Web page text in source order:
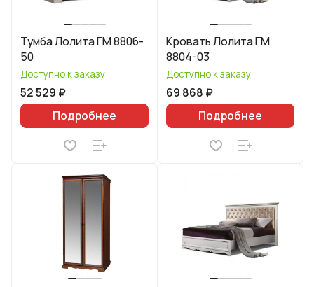
Тумба Лолита ГМ 8806-
50
Доступно к заказу
52 529 ₽
Подробнее
Кровать Лолита ГМ
8804-03
Доступно к заказу
69 868 ₽
Подробнее